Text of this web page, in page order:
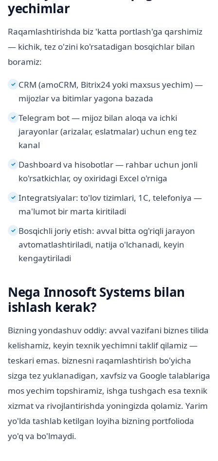
yechimlar
Raqamlashtirishda biz 'katta portlash'ga qarshimiz
— kichik, tez o'zini ko'rsatadigan bosqichlar bilan
boramiz:
✓ CRM (amoCRM, Bitrix24 yoki maxsus yechim) —
mijozlar va bitimlar yagona bazada
✓ Telegram bot — mijoz bilan aloqa va ichki
jarayonlar (arizalar, eslatmalar) uchun eng tez
kanal
✓ Dashboard va hisobotlar — rahbar uchun jonli
ko'rsatkichlar, oy oxiridagi Excel o'rniga
✓ Integratsiyalar: to'lov tizimlari, 1C, telefoniya —
ma'lumot bir marta kiritiladi
✓ Bosqichli joriy etish: avval bitta og'riqli jarayon
avtomatlashtiriladi, natija o'lchanadi, keyin
kengaytiriladi
Nega Innosoft Systems bilan
ishlash kerak?
Bizning yondashuv oddiy: avval vazifani biznes tilida
kelishamiz, keyin texnik yechimni taklif qilamiz —
teskari emas. biznesni raqamlashtirish bo'yicha
sizga tez yuklanadigan, xavfsiz va Google talablariga
mos yechim topshiramiz, ishga tushgach esa texnik
xizmat va rivojlantirishda yoningizda qolamiz. Yarim
yo'lda tashlab ketilgan loyiha bizning portfolioda
yo'q va bo'lmaydi.